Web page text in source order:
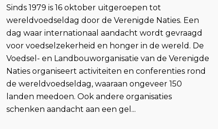
Sinds 1979 is 16 oktober uitgeroepen tot
wereldvoedseldag door de Verenigde Naties. Een
dag waar internationaal aandacht wordt gevraagd
voor voedselzekerheid en honger in de wereld. De
Voedsel- en Landbouworganisatie van de Verenigde
Naties organiseert activiteiten en conferenties rond
de wereldvoedseldag, waaraan ongeveer 150
landen meedoen. Ook andere organisaties
schenken aandacht aan een gel...